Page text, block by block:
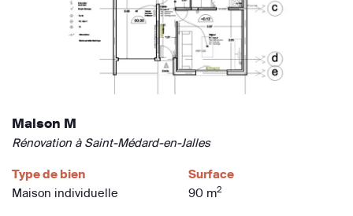
Maison M
Rénovation à Saint-Médard-en-Jalles
Type de bien
Maison individuelle
Surface
90 m2